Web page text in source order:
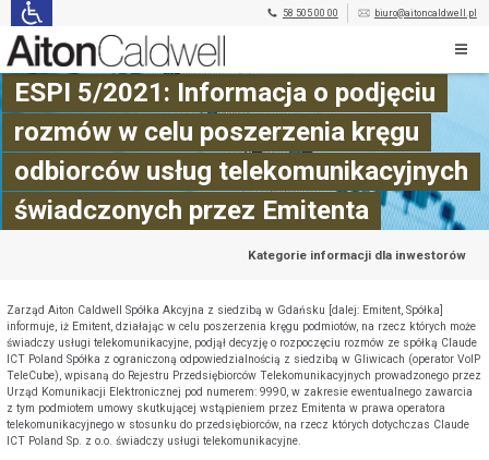
58 505 00 00 biuro@aitoncaldwell.pl
ESPI 5/2021: Informacja o podjęciu
rozmów w celu poszerzenia kręgu
odbiorców usług telekomunikacyjnych
świadczonych przez Emitenta
Kategorie informacji dla inwestorów
Zarząd Aiton Caldwell Spółka Akcyjna z siedzibą w Gdańsku [dalej: Emitent, Spółka]
informuje, iż Emitent, działając w celu poszerzenia kręgu podmiotów, na rzecz których może
świadczy usługi telekomunikacyjne, podjął decyzję o rozpoczęciu rozmów ze spółką Claude
ICT Poland Spółka z ograniczoną odpowiedzialnością z siedzibą w Gliwicach (operator VoIP
TeleCube), wpisaną do Rejestru Przedsiębiorców Telekomunikacyjnych prowadzonego przez
Urząd Komunikacji Elektronicznej pod numerem: 9990, w zakresie ewentualnego zawarcia
z tym podmiotem umowy skutkującej wstąpieniem przez Emitenta w prawa operatora
telekomunikacyjnego w stosunku do przedsiębiorców, na rzecz których dotychczas Claude
ICT Poland Sp. z o.o. świadczy usługi telekomunikacyjne.